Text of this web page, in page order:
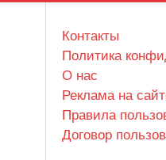
Контакты
Политика
О нас
Реклама на
Правила
Договор